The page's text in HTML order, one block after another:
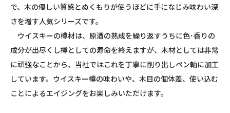
で、木の優しい質感とぬくもりが使うほどに手になじみ味わい深
さを増す人気シリーズです。
ウイスキーの樽材は、原酒の熟成を繰り返すうちに色･香りの
成分が出尽くし樽としての寿命を終えますが、木材としては非常
に頑強なことから、当社ではこれを丁寧に削り出しペン軸に加工
しています。ウイスキー樽の味わいや、木目の個体差、使い込む
ことによるエイジングをお楽しみいただけます。